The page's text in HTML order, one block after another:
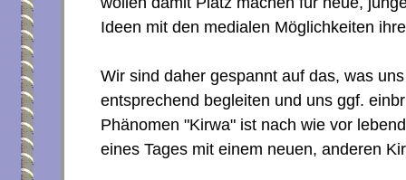
Ideen mit den medialen Möglichkeiten
Wir sind daher gespannt auf das, was
entsprechend begleiten und uns ggf.
Phänomen "Kirwa" ist nach wie vor
eines Tages mit einem neuen, anderen